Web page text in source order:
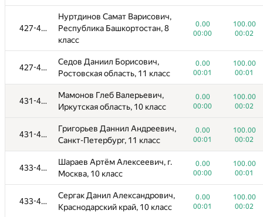
427-430
Нуртдинов Самат Варисович,
Республика Башкортостан, 8
класс
0.00
00:00
100.00
00:02
427-430
Седов Даниил Борисович,
Ростовская область, 11 класс
0.00
00:01
100.00
00:01
431-432
Мамонов Глеб Валерьевич,
Иркутская область, 10 класс
0.00
00:00
100.00
00:02
431-432
Григорьев Даннил Андреевич,
Санкт-Петербург, 11 класс
0.00
00:01
100.00
00:02
433-434
Шараев Артём Алексеевич, г.
Москва, 10 класс
0.00
00:00
100.00
00:01
433-434
Сергак Данил Александрович,
Краснодарский край, 10 класс
0.00
00:01
100.00
00:02
Кусакина Диана Сергеевна,
Санкт-Петербург, 11 класс
0.00
100.00
Сафонов Олег Юрьевич,
Рязанская область, 11 класс
00:00
00:00
406-415
Зорин Михаил Сергеевич,
Свердловская область, 11
класс
Челябинская область, 10 класс
00:00
00:01
Кобзев Андрей Михайлович,
Московская область, 10 класс
0.00
00:00
100.00
00:00
Фоминых Дмитрий Игоревич,
Челябинская область, 9 класс
0.00
00:00
100.00
00:01